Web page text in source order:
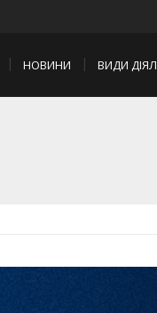
НОВИНИ ВИДИ